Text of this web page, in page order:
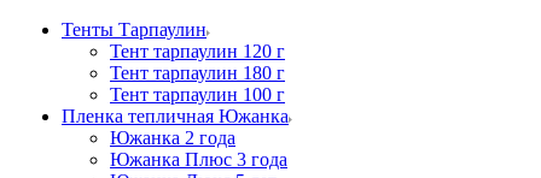
Тенты Тарпаулин
Тент тарпаулин 120 г
Тент тарпаулин 180 г
Тент тарпаулин 100 г
Пленка тепличная Южанка
Южанка 2 года
Южанка Плюс 3 года